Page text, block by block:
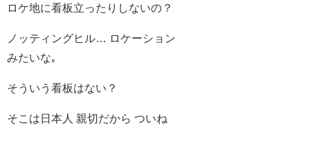
ロケ地に看板立ったりしないの？
ノッティングヒル… ロケーション
みたいな｡
そういう看板はない？
そこは日本人 親切だから ついね